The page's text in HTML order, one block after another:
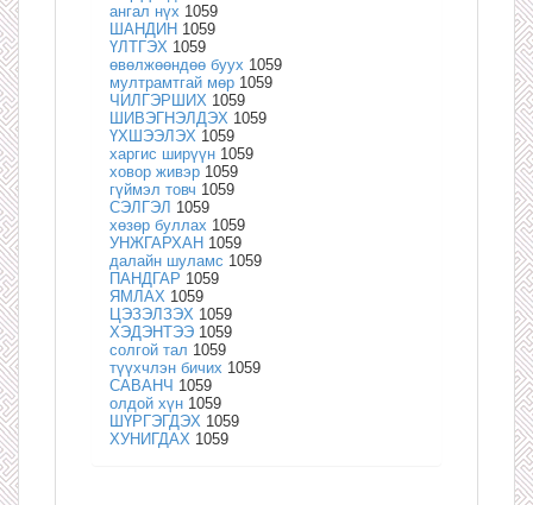
ангал нүх 1059
ШАНДИН 1059
ҮЛТГЭХ 1059
өвөлжөөндөө буух 1059
мултрамтгай мөр 1059
ЧИЛГЭРШИХ 1059
ШИВЭГНЭЛДЭХ 1059
ҮХШЭЭЛЭХ 1059
харгис ширүүн 1059
ховор живэр 1059
гүймэл товч 1059
СЭЛГЭЛ 1059
хөзөр буллах 1059
УНЖГАРХАН 1059
далайн шуламс 1059
ПАНДГАР 1059
ЯМЛАХ 1059
ЦЭЗЭЛЗЭХ 1059
ХЭДЭНТЭЭ 1059
солгой тал 1059
түүхчлэн бичих 1059
САВАНЧ 1059
олдой хүн 1059
ШҮРГЭГДЭХ 1059
ХУНИГДАХ 1059